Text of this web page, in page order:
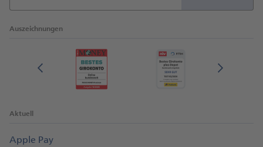
Auszeichnungen
Aktuell
Apple Pay